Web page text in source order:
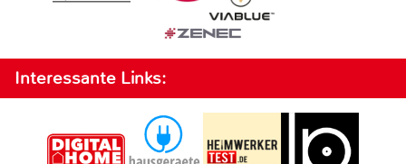
Interessante Links: